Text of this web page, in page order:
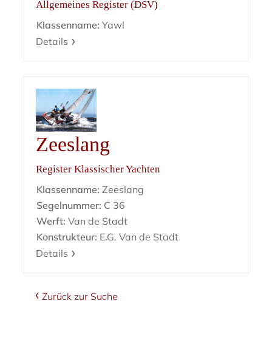
Allgemeines Register (DSV)
Klassenname: Yawl
Details
Zeeslang
Register Klassischer Yachten
Klassenname: Zeeslang
Segelnummer: C 36
Werft: Van de Stadt
Konstrukteur: E.G. Van de Stadt
Details
Zurück zur Suche